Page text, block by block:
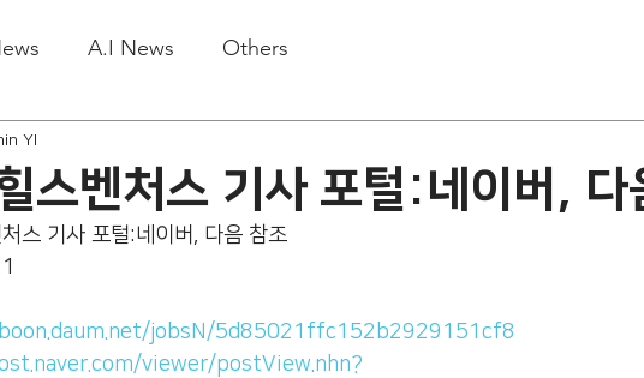
A.I News Others
스벤처스 기사 포털:네이버, 다
YI
스 기사 포털:네이버, 다음 참조
jobsN/5d85021ffc152b2929151cf8
viewer/postView.nhn?